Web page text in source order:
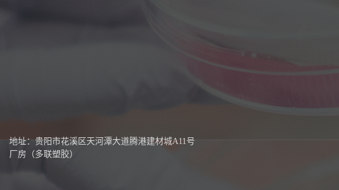
地址：贵阳市花溪区天河潭大道腾港建材城A11号
厂房（多联塑胶）